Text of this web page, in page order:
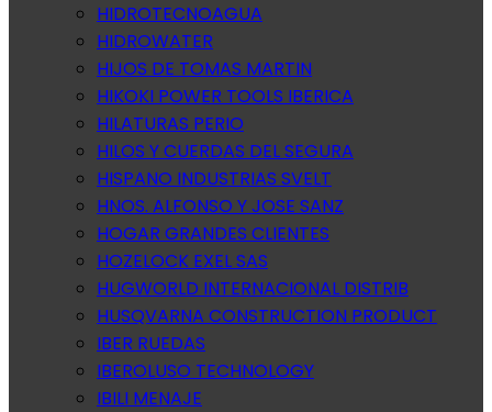
HIDROTECNOAGUA
HIDROWATER
HIJOS DE TOMAS MARTIN
HIKOKI POWER TOOLS IBERICA
HILATURAS PERIO
HILOS Y CUERDAS DEL SEGURA
HISPANO INDUSTRIAS SVELT
HNOS. ALFONSO Y JOSE SANZ
HOGAR GRANDES CLIENTES
HOZELOCK EXEL SAS
HUGWORLD INTERNACIONAL DISTRIB
HUSQVARNA CONSTRUCTION PRODUCT
IBER RUEDAS
IBEROLUSO TECHNOLOGY
IBILI MENAJE